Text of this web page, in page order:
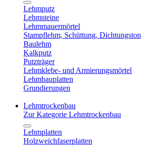
Lehmputz
Lehmsteine
Lehmmauermörtel
Stampflehm, Schüttung, Dichtungston
Baulehm
Kalkputz
Putzträger
Lehmklebe- und Armierungsmörtel
Lehmbauplatten
Grundierungen
Lehmtrockenbau
Zur Kategorie Lehmtrockenbau
Lehmplatten
Holzweichfaserplatten